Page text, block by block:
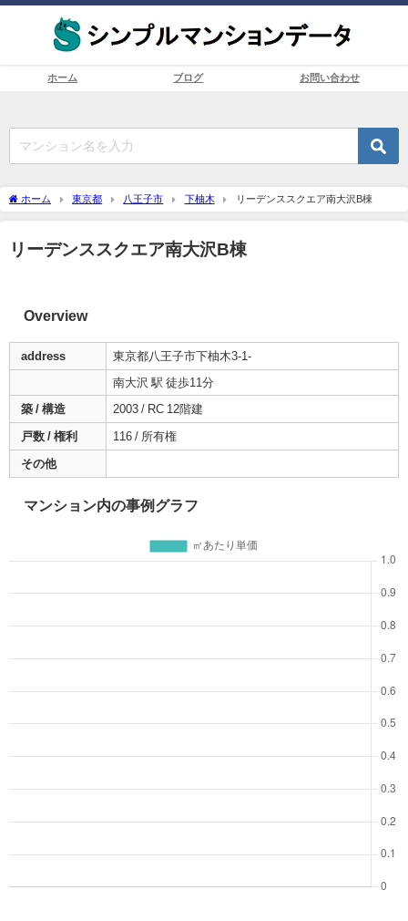
ホーム ブログ お問い合わせ
ホーム 東京都 八王子市 下柚木 リーデンススクエア南大沢B棟
リーデンススクエア南大沢B棟
Overview
address 東京都八王子市下柚木3-1-
南大沢 駅 徒歩11分
築 / 構造 2003 / RC 12階建
戸数 / 権利 116 / 所有権
その他
マンション内の事例グラフ